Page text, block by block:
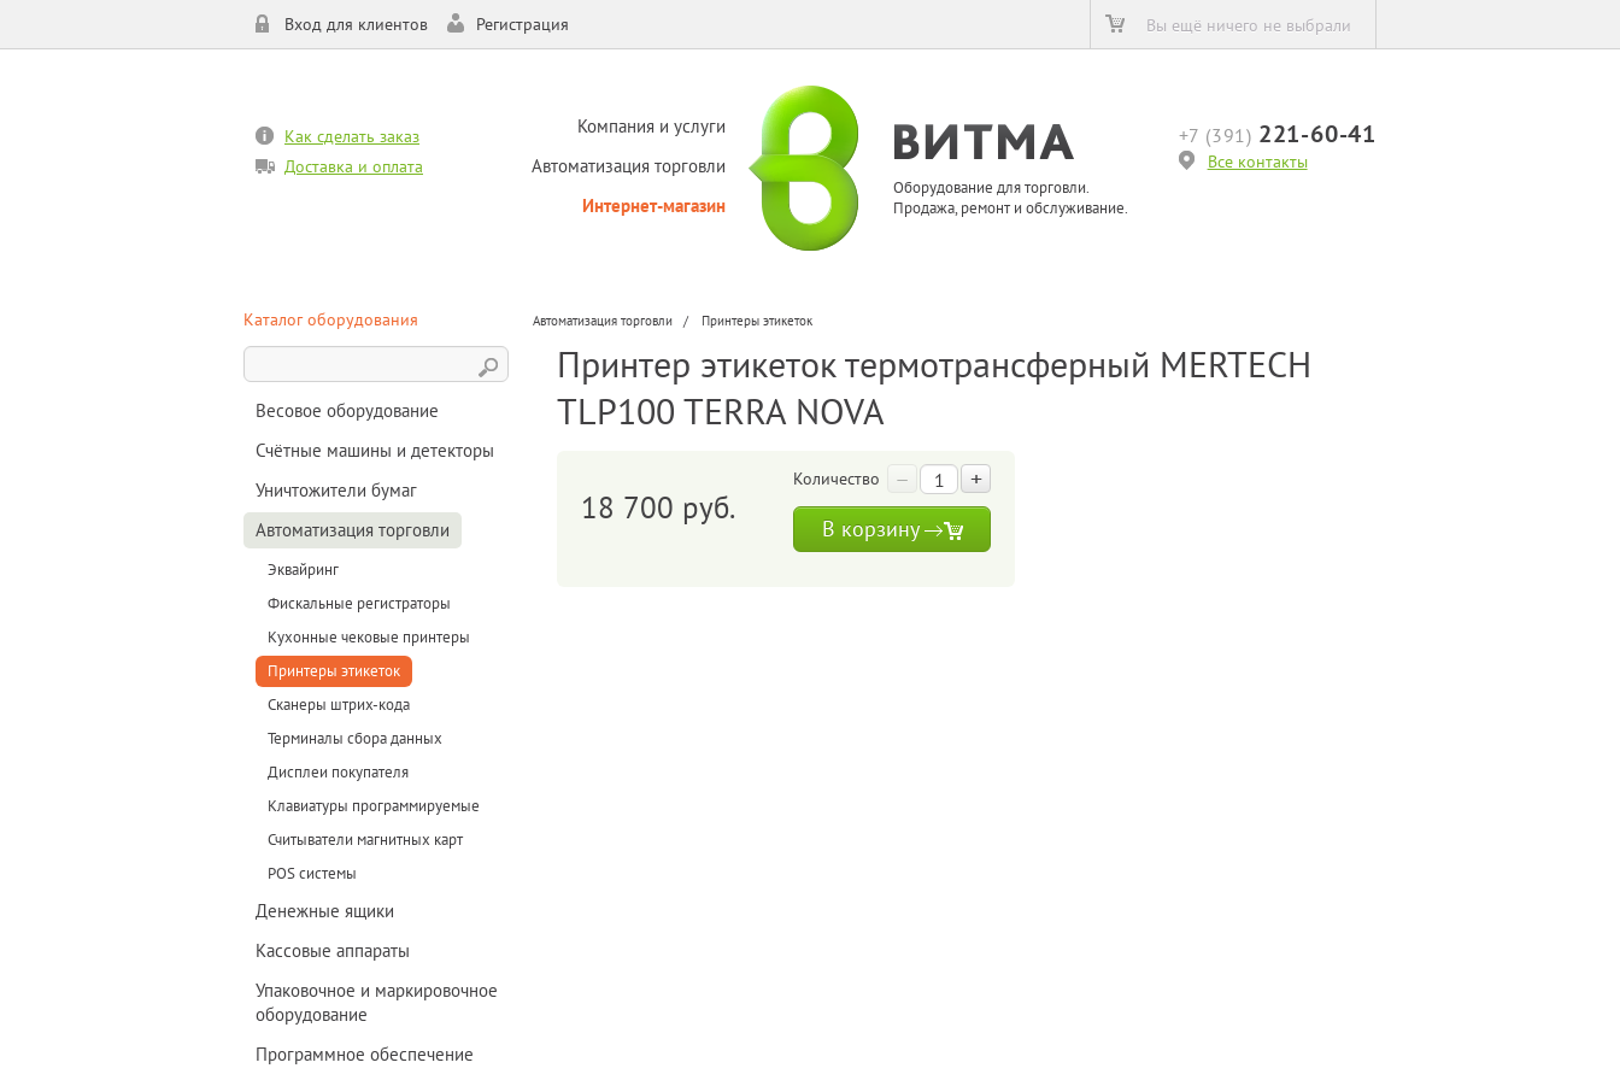
Вы ещё ничего не выбрали
Вход для клиентов Регистрация
+7 (391) 221-60-41
Все контакты
Как сделать заказ
Доставка и оплата
Компания и услуги
Автоматизация торговли
Интернет-магазин
Оборудование для торговли.
Продажа, ремонт и обслуживание.
Каталог оборудования
Весовое оборудование
Счётные машины и детекторы
Уничтожители бумаг
Автоматизация торговли
Эквайринг
Фискальные регистраторы
Кухонные чековые принтеры
Принтеры этикеток
Сканеры штрих-кода
Терминалы сбора данных
Дисплеи покупателя
Клавиатуры программируемые
Считыватели магнитных карт
POS системы
Денежные ящики
Кассовые аппараты
Упаковочное и маркировочное
оборудование
Программное обеспечение
Автоматизация торговли Принтеры этикеток
Принтер этикеток термотрансферный MERTECH
TLP100 TERRA NOVA
Количество +
–
В корзину
18 700 руб.